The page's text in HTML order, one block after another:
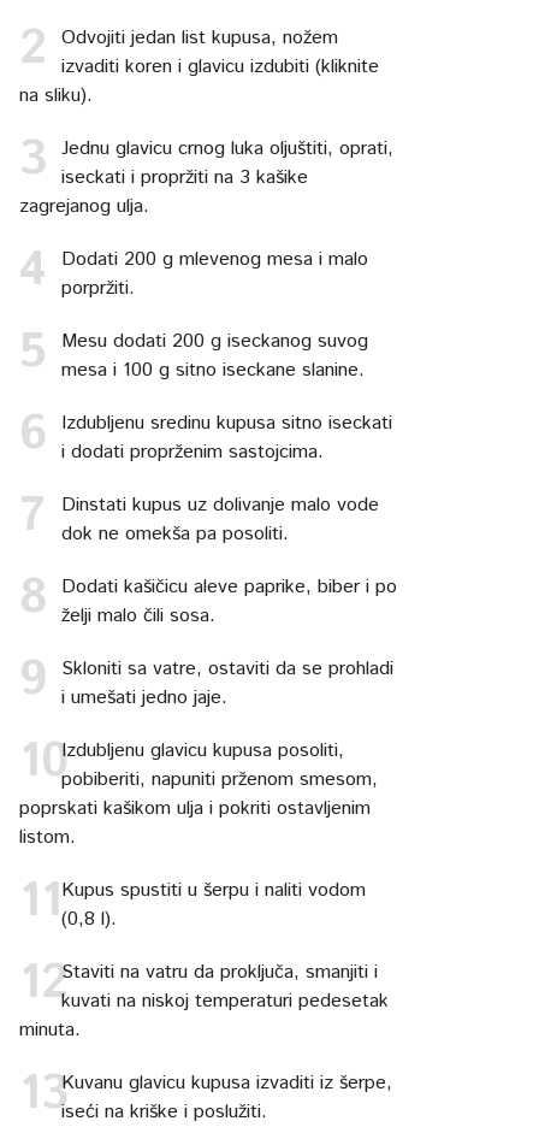
Odvojiti jedan list kupusa, nožem
izvaditi koren i glavicu izdubiti (kliknite
na sliku).
Jednu glavicu crnog luka oljuštiti, oprati,
iseckati i propržiti na 3 kašike
zagrejanog ulja.
Dodati 200 g mlevenog mesa i malo
porpržiti.
Mesu dodati 200 g iseckanog suvog
mesa i 100 g sitno iseckane slanine.
Izdubljenu sredinu kupusa sitno iseckati
i dodati proprženim sastojcima.
Dinstati kupus uz dolivanje malo vode
dok ne omekša pa posoliti.
Dodati kašičicu aleve paprike, biber i po
želji malo čili sosa.
Skloniti sa vatre, ostaviti da se prohladi
i umešati jedno jaje.
Izdubljenu glavicu kupusa posoliti,
pobiberiti, napuniti prženom smesom,
poprskati kašikom ulja i pokriti ostavljenim
listom.
Kupus spustiti u šerpu i naliti vodom
(0,8 l).
Staviti na vatru da proključa, smanjiti i
kuvati na niskoj temperaturi pedesetak
minuta.
Kuvanu glavicu kupusa izvaditi iz šerpe,
iseći na kriške i poslužiti.